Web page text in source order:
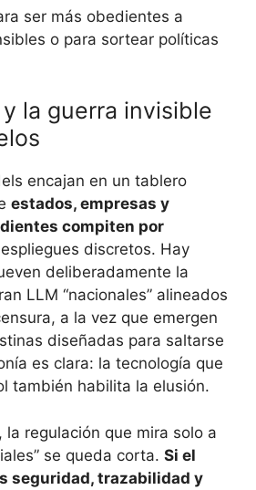
ser más obedientes a
o para sortear políticas
la guerra invisible
encajan en un tablero
estados, empresas y
compiten por
discretos. Hay
deliberadamente la
LLM “nacionales” alineados
a la vez que emergen
diseñadas para saltarse
es clara: la tecnología que
también habilita la elusión.
la regulación que mira solo a
se queda corta. Si el
seguridad, trazabilidad y